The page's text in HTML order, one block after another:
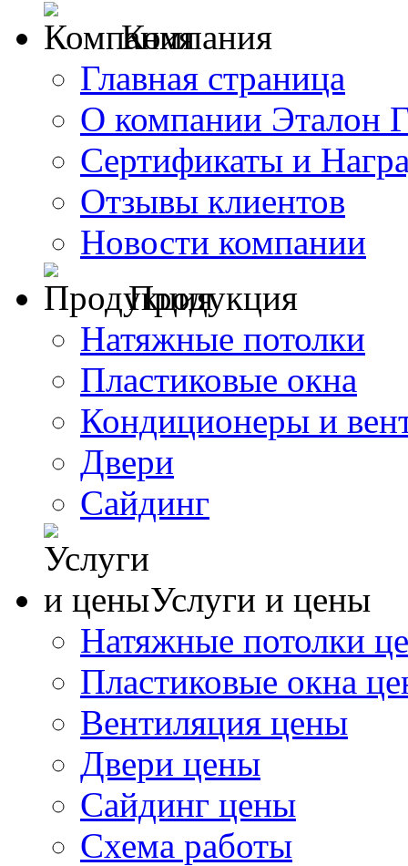
Компания
Главная страница
О компании Эталон
Сертификаты и
Отзывы клиентов
Новости компании
Продукция
Натяжные потолки
Пластиковые окна
Кондиционеры и
Двери
Сайдинг
Услуги и цены
Натяжные потолки
Пластиковые окна
Вентиляция цены
Двери цены
Сайдинг цены
Схема работы